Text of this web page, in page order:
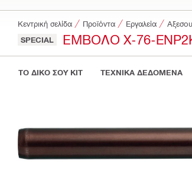
Κεντρική σελίδα Προϊόντα Εργαλεία
SPECIAL ΈΜΒΟΛΟ X-76-
ΤΟ ΔΙΚΟ ΣΟΥ KIT ΤΕΧΝΙΚΑ ΔΕΔΟΜΕΝΑ